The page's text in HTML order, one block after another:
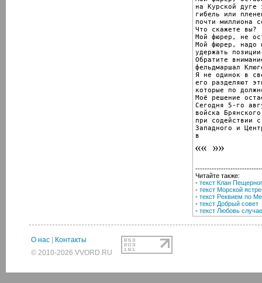
на Курской
гибель или
почти миллиона
Что скажете вы?
Мой фюрер, не
Мой фюрер, надо
удержать
Обратите
фельдмаршал
Я не одинок в
его разделяют
которые по
Моё решение
Сегодня 5-го
войска
при содействии
Западного и
в
Читайте также:
- текст Клан
- текст Морской
- текст Реквием по
- текст Добрый совет
- текст Любовь
О нас
Контакты
© 2010-2026 VVORD.RU